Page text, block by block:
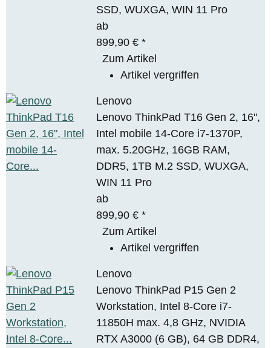
SSD, WUXGA, WIN 11 Pro
ab
899,90 €*
Zum Artikel
Artikel vergriffen
Lenovo
Lenovo ThinkPad T16 Gen 2, 16",
Intel mobile 14-Core i7-1370P,
max. 5.20GHz, 16GB RAM,
DDR5, 1TB M.2 SSD, WUXGA,
WIN 11 Pro
ab
899,90 €*
Zum Artikel
Artikel vergriffen
Lenovo
Lenovo ThinkPad P15 Gen 2
Workstation, Intel 8-Core i7-
11850H max. 4,8 GHz, NVIDIA
RTX A3000 (6 GB), 64 GB DDR4,